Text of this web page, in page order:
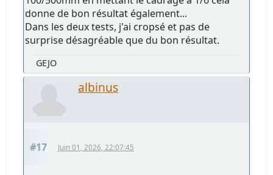
donne de bon résultat également...
Dans les deux tests, j'ai cropsé et pas de
surprise désagréable que du bon résultat.
GEJO
albinus
#17 Juin 01, 2026, 22:07:45